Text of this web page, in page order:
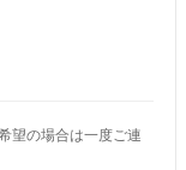
望の場合は一度ご連